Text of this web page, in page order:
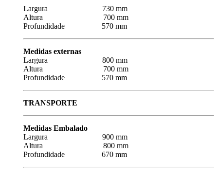
Largura 730 mm
Altura 700 mm
Profundidade 570 mm
Medidas externas
Largura 800 mm
Altura 700 mm
Profundidade 570 mm
TRANSPORTE
Medidas Embalado
Largura 900 mm
Altura 800 mm
Profundidade 670 mm